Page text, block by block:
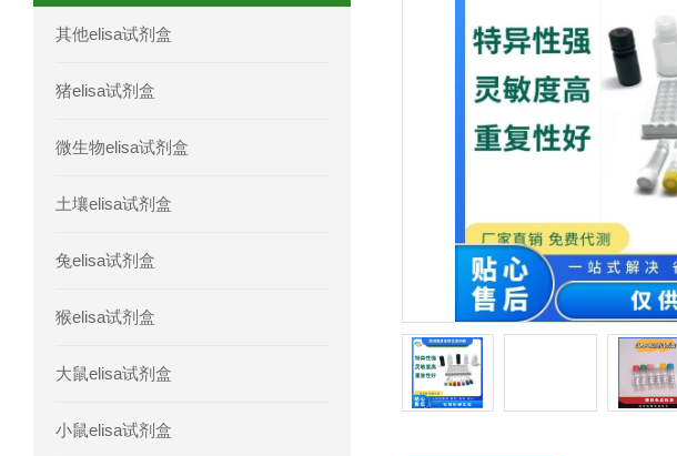
人蓝氏贾第虫(GL)elisa试剂盒厂家直销
人疱疹病毒-6型感染(HHV-6)elisa试剂盒
人胰腺衍生因子(PANDER)elisa试剂盒现货
人髓系细胞触发受体-1(TREM-1)elisa试剂盒
其他elisa试剂盒
猪elisa试剂盒
微生物elisa试剂盒
土壤elisa试剂盒
兔elisa试剂盒
猴elisa试剂盒
大鼠elisa试剂盒
小鼠elisa试剂盒